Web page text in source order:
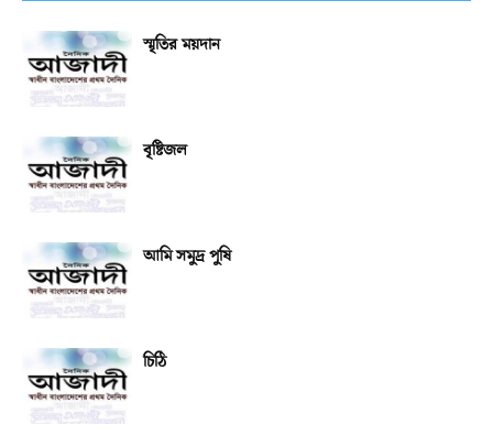
স্মৃতির ময়দান
বৃষ্টিজল
আমি সমুদ্র পুষি
চিঠি